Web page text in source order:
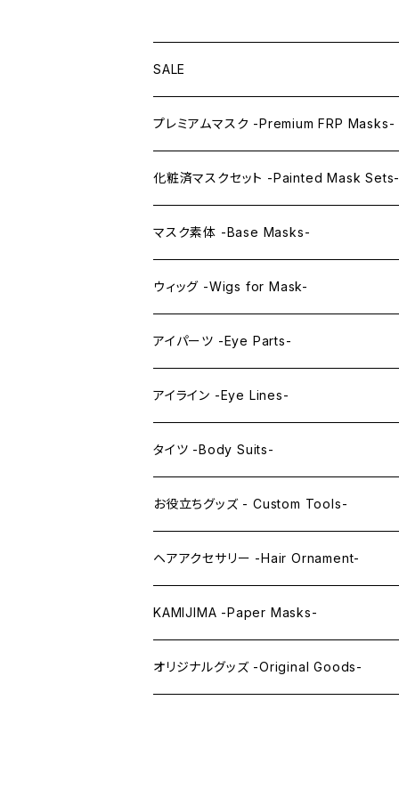
SALE
プレミアムマスク -Premium FRP Masks-
KAWAII PREMIUM Mask & Wig Sets
プレミアムマスク素体-Premium base
プレミアムウィッグ -Premium Wigs-
プレミアムレンズアイ -Premium Lens eye-
化粧済マスクセット -Painted Mask Sets-
KAWAII EX series
KAWAII series
IDOL series
PRINCESS series
KAWAII Little series
マスク素体 -Base Masks-
アニメマスク -Anime Masks-
ドールマスク -Doll Masks-
ウィッグ -Wigs for Mask-
ロング -Long-
ミドル -Middle-
アイパーツ -Eye Parts-
レンズアイ -Lens Eyes-
レンズアイ
レンズアイEX
クリスタルアイ -Crystal Eyes-
アイライン -Eye Lines-
アイラインステッカー -Eye Line Stickers-
まゆ毛 -Eyebrows-
まつ毛 -Eyelash-
タイツ -Body Suits-
全身タイツ -Full Body Suits-
上半身タイツ -Upper Body Suits-
お役立ちグッズ - Custom Tools-
カスタム用品 -Custom Tools-
ウィッグメンテナンス -Wig Maintenance-
ヘアアクセサリー -Hair Ornament-
KAMIJIMA -Paper Masks-
ペーパーマスク -Paper Masks-
オリジナルグッズ -Original Goods-